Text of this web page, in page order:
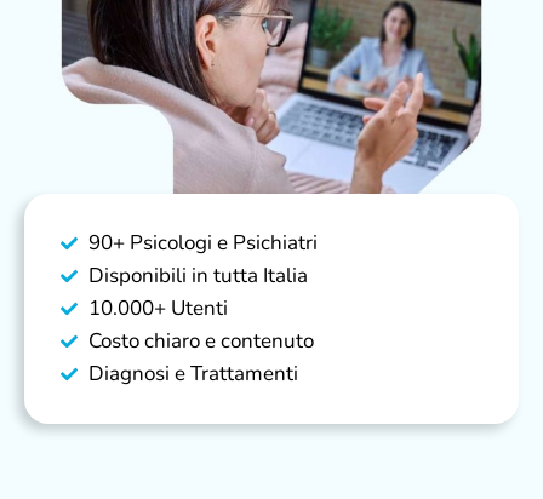
90+ Psicologi e Psichiatri
Disponibili in tutta Italia
10.000+ Utenti
Costo chiaro e contenuto
Diagnosi e Trattamenti